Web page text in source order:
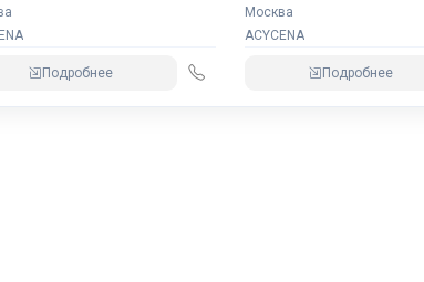
Подробнее
Москва
ACYCENA
Подробнее